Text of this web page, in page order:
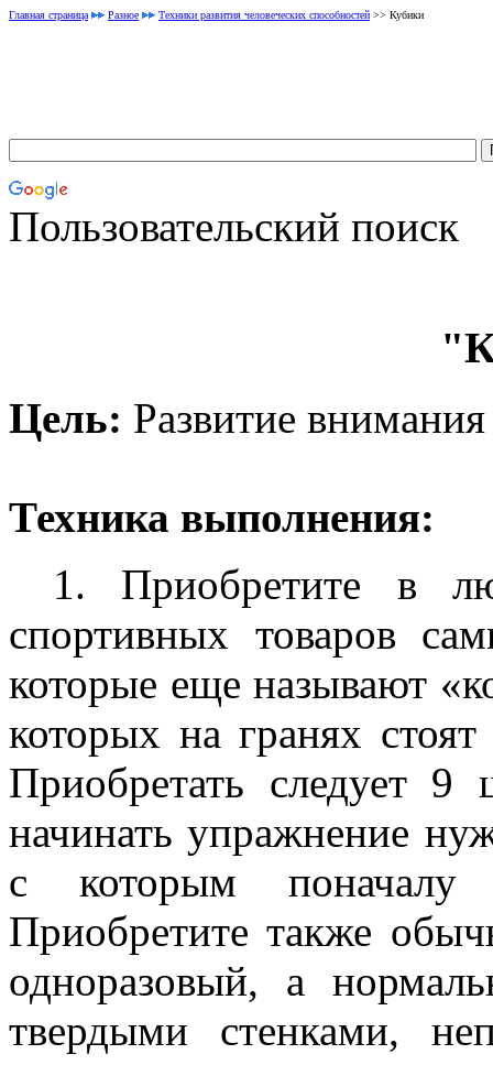
Главная страница Разное Техники развития человеческих способностей >> Кубики
Пользовательский поиск
Цель: Развитие
Техника выполнения:
1. Приобретите в
спортивных товаров
которые еще называют
которых на гранях
Приобретать следует
начинать упражнение
с которым
Приобретите также
одноразовый, а
твердыми стенками,